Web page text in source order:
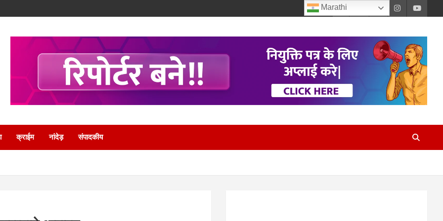
क्राईम नांदेड़ संपादकीय
Marathi